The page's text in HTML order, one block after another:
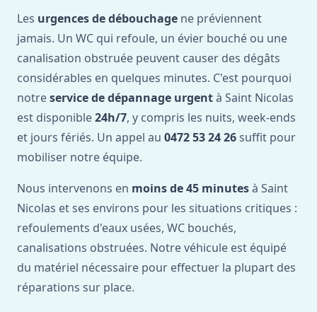
Les urgences de débouchage ne préviennent
jamais. Un WC qui refoule, un évier bouché ou une
canalisation obstruée peuvent causer des dégâts
considérables en quelques minutes. C'est pourquoi
notreservice de dépannage urgentà Saint Nicolas
est disponible24h/7, y compris les nuits, week-ends
et jours fériés. Un appel au 0472 53 24 26 suffit pour
mobiliser notre équipe.
Nous intervenons en moins de 45 minutesà Saint
Nicolas et ses environs pour les situations critiques :
refoulements d'eaux usées, WC bouchés,
canalisations obstruées. Notre véhicule est équipé
du matériel nécessaire pour effectuer la plupart des
réparations sur place.